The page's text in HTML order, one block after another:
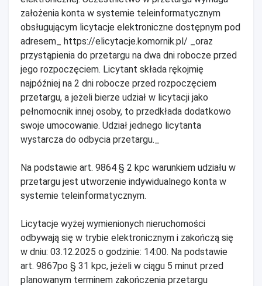
założenia konta w systemie teleinformatycznym
obsługującym licytacje elektroniczne dostępnym pod
adresem_ https://elicytacje.komornik.pl/ _oraz
przystąpienia do przetargu na dwa dni robocze przed
jego rozpoczęciem. Licytant składa rękojmię
najpóźniej na 2 dni robocze przed rozpoczęciem
przetargu, a jeżeli bierze udział w licytacji jako
pełnomocnik innej osoby, to przedkłada dodatkowo
swoje umocowanie. Udział jednego licytanta
wystarcza do odbycia przetargu._
Na podstawie art. 9864 § 2 kpc warunkiem udziału w
przetargu jest utworzenie indywidualnego konta w
systemie teleinformatycznym.
Licytacje wyżej wymienionych nieruchomości
odbywają się w trybie elektronicznym i zakończą się
w dniu: 03.12.2025 o godzinie: 14:00. Na podstawie
art. 9867po § 31 kpc, jeżeli w ciągu 5 minut przed
planowanym terminem zakończenia przetargu